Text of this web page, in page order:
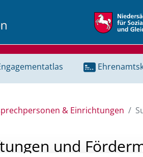
& Einrichtungen
und